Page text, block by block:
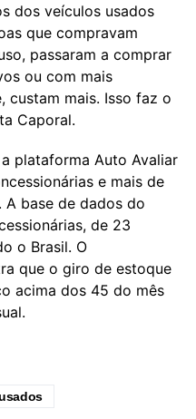
dos veículos usados
que compravam
passaram a comprar
ou com mais
custam mais. Isso faz o
Caporal.
plataforma Auto Avaliar
e mais de
A base de dados do
de 23
o Brasil. O
que o giro de estoque
acima dos 45 do mês